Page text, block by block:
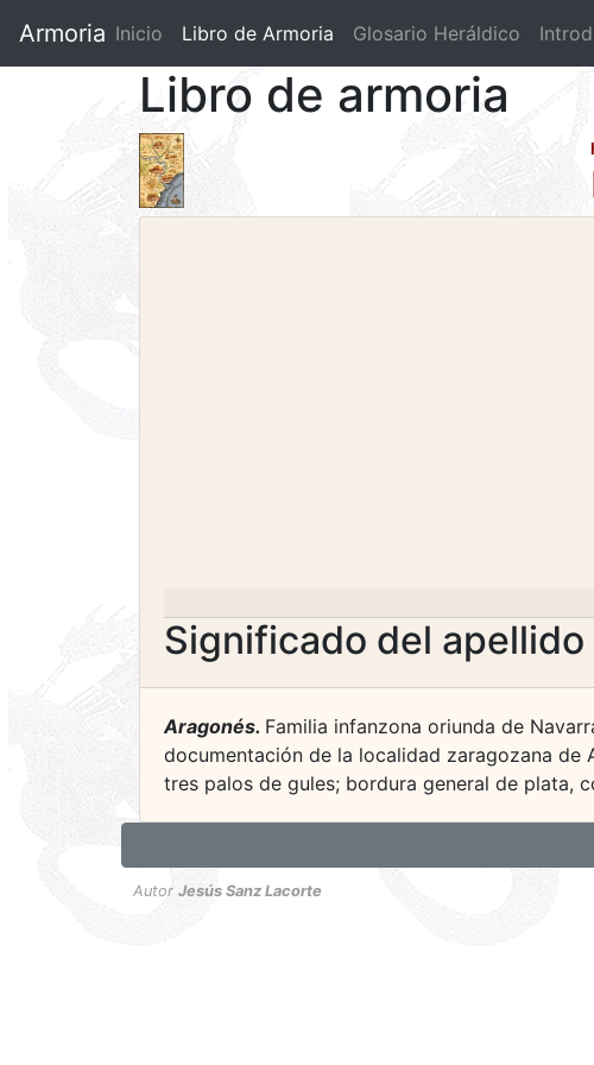
Armoria Inicio Libro de Armoria (current)
Glosario Heráldico
Libro de armoria
Significado del apellido
Aragonés. Familia infanzona oriunda de
documentación de la localidad zaragozana de
tres palos de gules; bordura general de plata,
Autor Jesús Sanz Lacorte